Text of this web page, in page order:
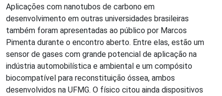
Aplicações com nanotubos de carbono em
desenvolvimento em outras universidades brasileiras
também foram apresentadas ao público por Marcos
Pimenta durante o encontro aberto. Entre elas, estão um
sensor de gases com grande potencial de aplicação na
indústria automobilística e ambiental e um compósito
biocompatível para reconstituição óssea, ambos
desenvolvidos na UFMG. O físico citou ainda dispositivos